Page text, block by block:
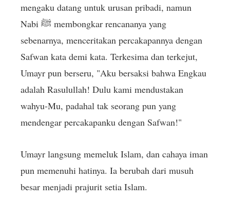
mengaku datang untuk urusan pribadi, namun
Nabi ﷺ membongkar rencananya yang
sebenarnya, menceritakan percakapannya dengan
Safwan kata demi kata. Terkesima dan terkejut,
Umayr pun berseru, "Aku bersaksi bahwa Engkau
adalah Rasulullah! Dulu kami mendustakan
wahyu-Mu, padahal tak seorang pun yang
mendengar percakapanku dengan Safwan!"
Umayr langsung memeluk Islam, dan cahaya iman
pun memenuhi hatinya. Ia berubah dari musuh
besar menjadi prajurit setia Islam.